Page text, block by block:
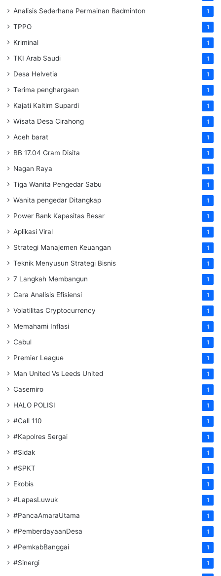
Analisis Sederhana Permainan Badminton 1
TPPO 1
Kriminal 1
TKI Arab Saudi 1
Desa Helvetia 1
Terima penghargaan 1
Kajati Kaltim Supardi 1
Wisata Desa Cirahong 1
Aceh barat 1
BB 17.04 Gram Disita 1
Nagan Raya 1
Tiga Wanita Pengedar Sabu 1
Wanita pengedar Ditangkap 1
Power Bank Kapasitas Besar 1
Aplikasi Viral 1
Strategi Manajemen Keuangan 1
Teknik Menyusun Strategi Bisnis 1
7 Langkah Membangun 1
Cara Analisis Efisiensi 1
Volatilitas Cryptocurrency 1
Memahami Inflasi 1
Cabul 1
Premier League 1
Man United Vs Leeds United 1
Casemiro 1
HALO POLISI 1
#Call 110 1
#Kapolres Sergai 1
#Sidak 1
#SPKT 1
Ekobis 1
#LapasLuwuk 1
#PancaAmaraUtama 1
#PemberdayaanDesa 1
#PemkabBanggai 1
#Sinergi 1